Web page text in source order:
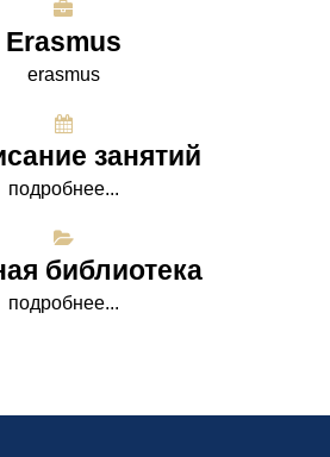
Erasmus
erasmus
занятий
подробнее...
библиотека
подробнее...